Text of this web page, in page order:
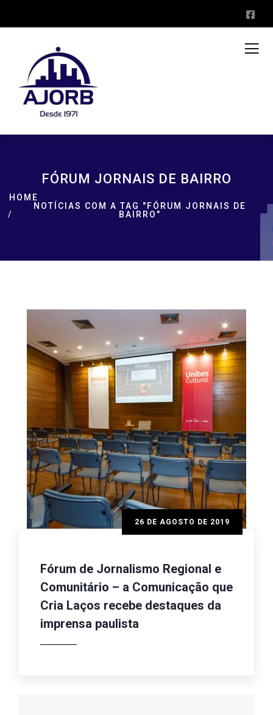
FÓRUM JORNAIS DE BAIRRO
HOME
NOTÍCIAS COM A TAG "FÓRUM JORNAIS DE
BAIRRO"
26 DE AGOSTO DE 2019
Fórum de Jornalismo Regional e
Comunitário – a Comunicação que
Cria Laços recebe destaques da
imprensa paulista